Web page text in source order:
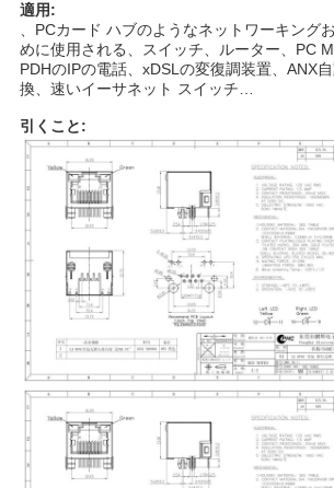
適用:
、PCカード ハブのようなネットワーキング
めに使用される、スイッチ、ルーター、PC
PDHのIPの電話、xDSLの変復調装置、 ANX
換、速いイーサネット スイッチ…
引くこと: